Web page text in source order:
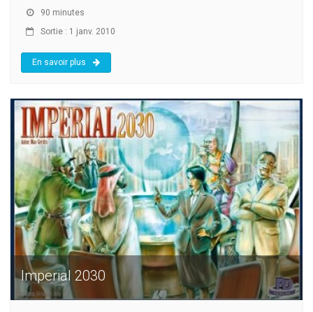
90 minutes
Sortie : 1 janv. 2010
En savoir plus
Imperial 2030